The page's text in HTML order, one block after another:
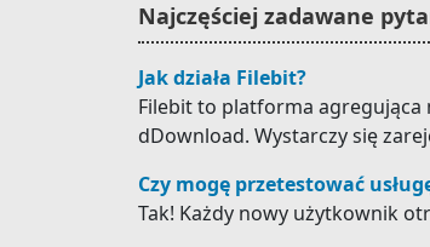
Najczęściej zadawane
Jak działa Filebit?
Filebit to platforma agregująca
dDownload. Wystarczy się
Czy mogę przetestować
Tak! Każdy nowy użytkownik